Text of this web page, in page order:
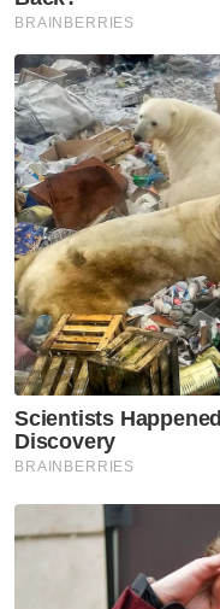
katanya.
Mengikut format
dibahagikan
mengikut zon,
teratas akan
Muat turun
Harimau Malaya
Ranking Dunia